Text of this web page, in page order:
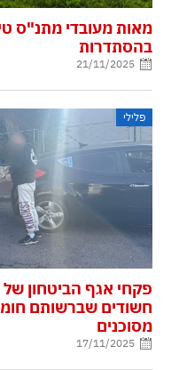
מאות מעובדי מתנ"ס
בהסתדרות
21/11/2025
פלילי
פקחי אגף הביטחון של
חשודים שברשותם
מסוכנים
17/11/2025